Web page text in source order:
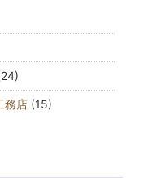
務店(15)